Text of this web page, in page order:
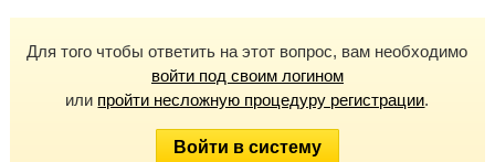
Для того чтобы ответить на этот вопрос, вам необходимо
войти под своим логином
или пройти несложную процедуру регистрации.
Войти в систему